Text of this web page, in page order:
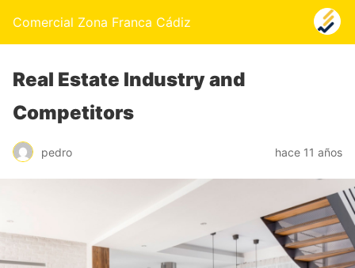
Comercial Zona Franca Cádiz
Real Estate Industry and
Competitors
pedro hace 11 años